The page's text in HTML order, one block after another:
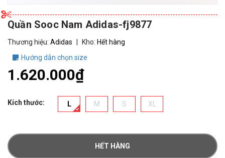
Quần Sooc Nam Adidas-fj9877
Thương hiệu: Adidas Kho: Hết hàng
Hướng dẫn chọn size
1.620.000₫
Kích thước: L M S XL
HẾT HÀNG